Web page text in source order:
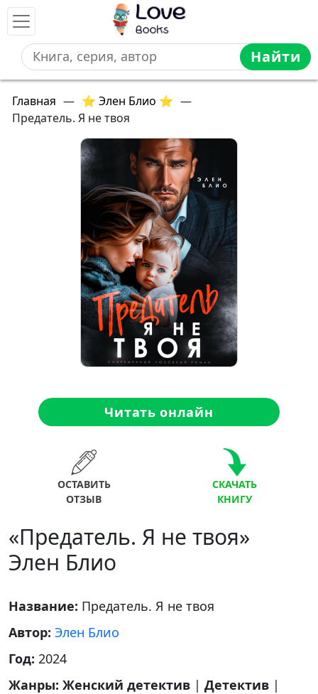
Найти
Главная — ⭐ Элен Блио ⭐ —
Предатель. Я не твоя
Читать онлайн
ОСТАВИТЬ
ОТЗЫВ
СКАЧАТЬ
КНИГУ
«Предатель. Я не твоя»
Элен Блио
Название: Предатель. Я не твоя
Автор: Элен Блио
Год: 2024
Жанры: Женский детектив | Детектив |